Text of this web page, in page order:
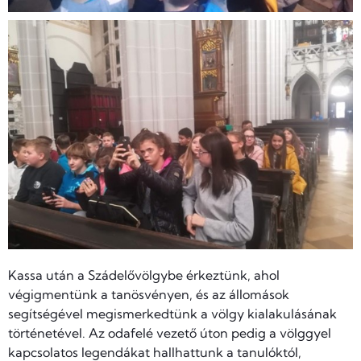
Kassa után a Szádelővölgybe érkeztünk, ahol
végigmentünk a tanösvényen, és az állomások
segítségével megismerkedtünk a völgy kialakulásának
történetével. Az odafelé vezető úton pedig a völggyel
kapcsolatos legendákat hallhattunk a tanulóktól,